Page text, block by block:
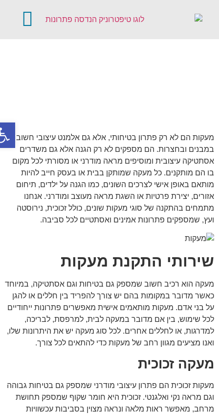
מעקות הם לא רק פתרון בטיחותי, אלא גם אלמנט עיצובי חשוב
במבנים ובחצרות. הם מספקים לא רק הגנה אלא גם משדרים
אסתטיקה עיצובית ומוסיפים מראה מודרני או מסורתי לכל מקום
בו הם מותקנים. כל מעקה שמותקן בבית או בעסק חייב להיות
מותאם באופן אישי לצרכים השונים, כמו הגנה על ילדים, תיחום
אזורים, יצירת פרטיות או השגת מראה מעוצב ומודרני. אנחנו
מתמחים בהתקנה של סוגי מעקות שונים, כולל זכוכית, נירוסטה
ועץ, שמספקים פתרונות אמינים ואסתטיים לכל סביבה.
שירותי התקנת מעקות
מעקה הוא רכיב חשוב שמספק גם בטיחות וגם אסתטיקה, במיוחד
כאשר מדובר במקומות בהם יש צורך להפריד בין חללים או להגן
על בני אדם. מעקות מותאמים אישית מאפשרים פתרונות ייחודיים
לכל שימוש, בין אם מדובר במעקה לבית, למרפסת, לבריכה,
למדרגות, או לחללים אחרים. לכל סוג מעקה יש את היתרונות שלו,
ואנו מציעים מגוון רחב של מעקות כדי להתאים לכל צורך.
מעקה זכוכית
מעקות זכוכית הם פתרון עיצובי מודרני שמספק גם בטיחות גבוהה
וגם מראה נקי ואלגנטי. זכוכית היא חומר שקוף שמספק תחושת
מרחב, מאפשר ראות מלאה ונראה מצוין בסביבות עכשוויות
פתח